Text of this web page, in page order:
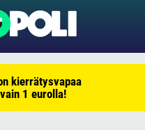
kierrätysvapaa
1 eurolla!